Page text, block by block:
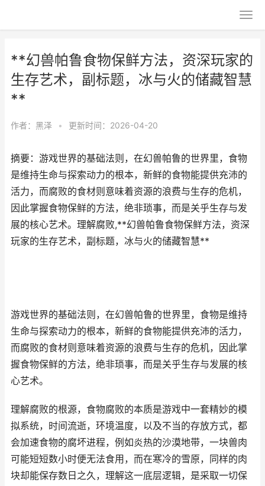
**幻兽帕鲁食物保鲜方法，资深玩家的
生存艺术，副标题，冰与火的储藏智慧
**
作者： 黑泽 • 更新时间：2026-04-20
摘要：游戏世界的基础法则，在幻兽帕鲁的世界里，食物
是维持生命与探索动力的根本，新鲜的食物能提供充沛的
活力，而腐败的食材则意味着资源的浪费与生存的危机，
因此掌握食物保鲜的方法，绝非琐事，而是关乎生存与发
展的核心艺术。理解腐败,**幻兽帕鲁食物保鲜方法，资深
玩家的生存艺术，副标题，冰与火的储藏智慧**
游戏世界的基础法则，在幻兽帕鲁的世界里，食物是维持
生命与探索动力的根本，新鲜的食物能提供充沛的活力，
而腐败的食材则意味着资源的浪费与生存的危机，因此掌
握食物保鲜的方法，绝非琐事，而是关乎生存与发展的核
心艺术。
理解腐败的根源，食物腐败的本质是游戏中一套精妙的模
拟系统，时间流逝，环境温度，以及不当的存放方式，都
会加速食物的腐坏进程，例如炎热的沙漠地带，一块兽肉
可能短短数小时便无法食用，而在寒冷的雪原，同样的肉
块却能保存数日之久，理解这一底层逻辑，是采取一切保